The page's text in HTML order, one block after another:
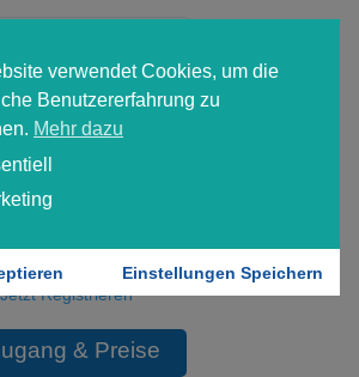
verwendet Cookies, um die
Benutzererfahrung zu
Mehr dazu
Einstellungen Speichern
your password?
Jetzt Registrieren
& Preise